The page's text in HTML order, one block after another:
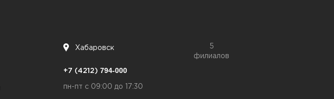
Хабаровск
5
филиалов
+7 (4212) 794-000
пн-пт с 09:00 до 17:30